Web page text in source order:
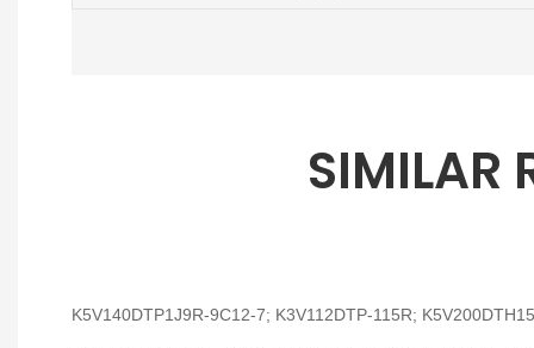
SIMILAR
K5V140DTP1J9R-9C12-7; K3V112DTP-115R;